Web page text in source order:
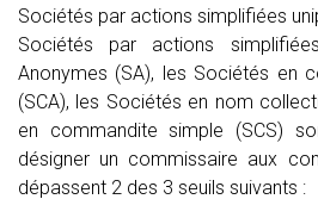
Sociétés par actions simplifiées
Sociétés par actions
Anonymes (SA), les Sociétés en
(SCA), les Sociétés en nom
en commandite simple (SCS)
désigner un commissaire aux
dépassent 2 des 3 seuils suivants :